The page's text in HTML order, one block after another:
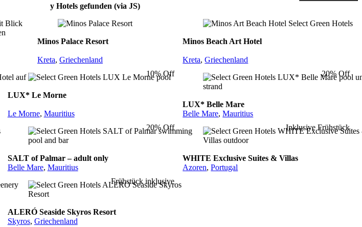
y Hotels gefunden (via JS)
Minos Palace Resort
Kreta, Griechenland
Minos Beach Art Hotel
Kreta,Griechenland
10% Off
LUX* Le Morne
Le Morne, Mauritius
20% Off
LUX* Belle Mare
Belle Mare,Mauritius
20% Off
SALT of Palmar – adult only
Belle Mare, Mauritius
Inklusive Frühstück
WHITE Exclusive Suites & Villas
Azoren,Portugal
Frühstück inklusive
ALERÓ Seaside Skyros Resort
Skyros, Griechenland